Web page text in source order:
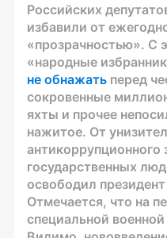
Российских
избавили от
«прозрачностью». С
«народные
не обнажать перед
сокровенные
яхты и прочее
нажитое. От
антикоррупционного
государственных
освободил
Отмечается, что на
специальной